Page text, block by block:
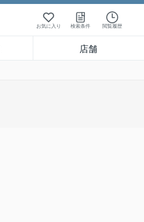
お気に入り 検索条件 閲覧履歴
店舗